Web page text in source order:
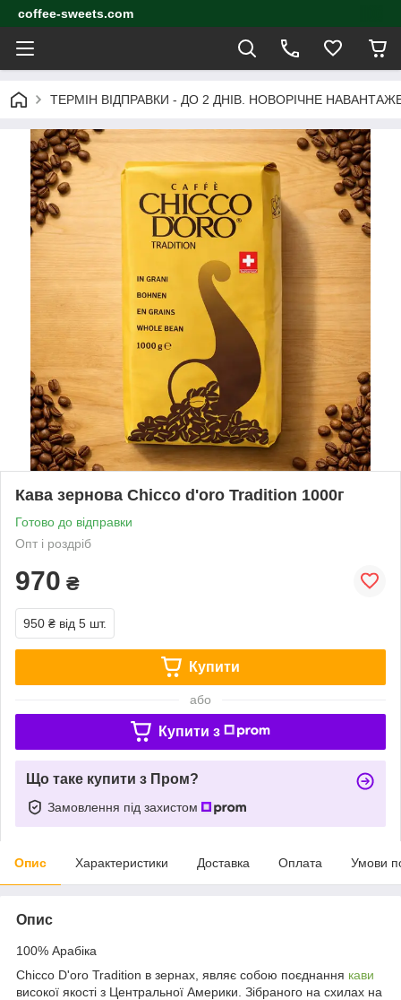
coffee-sweets.com
ТЕРМІН ВІДПРАВКИ - ДО 2 ДНІВ. НОВОРІЧНЕ
Кава зернова Chicco d'oro Tradition 1000г
Готово до відправки
Опт і роздріб
970 ₴
950 ₴ від 5 шт.
Купити
або
Купити з
Що таке купити з Пром?
Замовлення під захистом
Опис Характеристики Доставка Оплата Умови
Опис
100% Арабіка
Chicco D'oro Tradition в зернах, являє собою поєднання кави
високої якості з Центральної Америки. Зібраного на схилах на